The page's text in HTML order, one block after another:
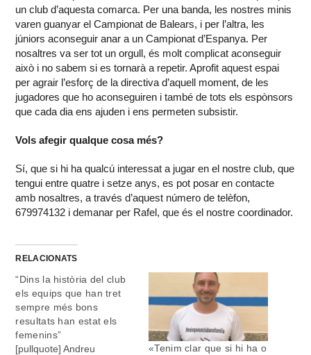
un club d’aquesta comarca. Per una banda, les nostres minis
varen guanyar el Campionat de Balears, i per l’altra, les
júniors aconseguir anar a un Campionat d’Espanya. Per
nosaltres va ser tot un orgull, és molt complicat aconseguir
això i no sabem si es tornarà a repetir. Aprofit aquest espai
per agrair l’esforç de la directiva d’aquell moment, de les
jugadores que ho aconseguiren i també de tots els espònsors
que cada dia ens ajuden i ens permeten subsistir.
Vols afegir qualque cosa més?
Sí, que si hi ha qualcú interessat a jugar en el nostre club, que
tengui entre quatre i setze anys, es pot posar en contacte
amb nosaltres, a través d’aquest número de telèfon,
679974132 i demanar per Rafel, que és el nostre coordinador.
RELACIONATS
“Dins la història del club
els equips que han tret
sempre més bons
resultats han estat els
femenins”
[pullquote] Andreu
«Tenim clar que si hi ha o